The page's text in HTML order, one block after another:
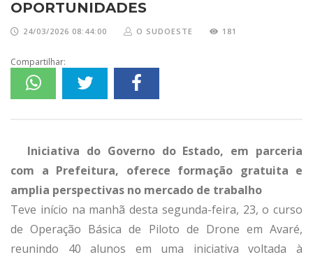
OPORTUNIDADES
24/03/2026 08:44:00 O SUDOESTE 181
Compartilhar:
Iniciativa do Governo do Estado, em parceria
com a Prefeitura, oferece formação gratuita e
amplia perspectivas no mercado de trabalho
Teve início na manhã desta segunda-feira, 23, o curso
de Operação Básica de Piloto de Drone em Avaré,
reunindo 40 alunos em uma iniciativa voltada à